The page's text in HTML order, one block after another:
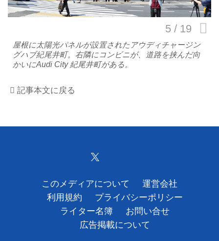
このメディアについて
運営会社
利用規約
プライバシーポリシー
広告掲載について
屋根に太陽光パネルが設置されたアウディチャージン
グハブ紀尾井町。右隣にコンビニが、道路を挟んだ向
かいにAudi City 紀尾井町がある。
記事本文に戻る
このメディアについて
運営会社
利用規約
プライバシーポリシー
ライター名簿
お問い合せ
広告掲載について